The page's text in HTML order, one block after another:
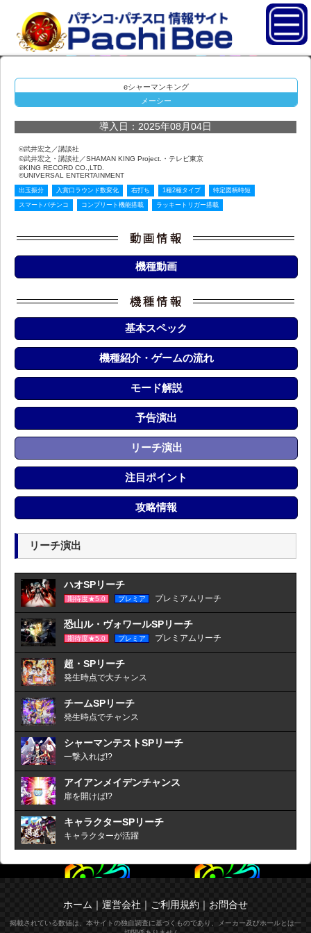
eシャーマンキング
メーシー
導入日：2025年08月04日
©武井宏之／講談社
©武井宏之・講談社／SHAMAN KING Project.・テレビ東京
℗KING RECORD CO.,LTD.
©UNIVERSAL ENTERTAINMENT
出玉振分 入賞口ラウンド数変化 右打ち 1種2種タイプ 特定図柄時短
スマートパチンコ コンプリート機能搭載 ラッキートリガー搭載
機種動画
基本スペック
機種紹介・ゲームの流れ
モード解説
予告演出
リーチ演出
注目ポイント
攻略情報
リーチ演出
ハオSPリーチ
期待度★5.0 プレミア プレミアムリーチ
恐山ル・ヴォワールSPリーチ
期待度★5.0 プレミア プレミアムリーチ
超・SPリーチ
発生時点で大チャンス
チームSPリーチ
発生時点でチャンス
シャーマンテストSPリーチ
一撃入れば!?
アイアンメイデンチャンス
扉を開けば!?
キャラクターSPリーチ
キャラクターが活躍
ホーム ｜ 運営会社 ｜ ご利用規約 ｜ お問合せ
掲載されている数値は、本サイトの独自調査に基づくものであり、メーカー及びホールとは一